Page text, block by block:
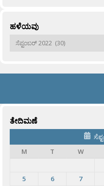
ಹಳೆಯವು
ಹಳೆಯವು
ತೇದಿಮಣೆ
M
T W
5
6 7